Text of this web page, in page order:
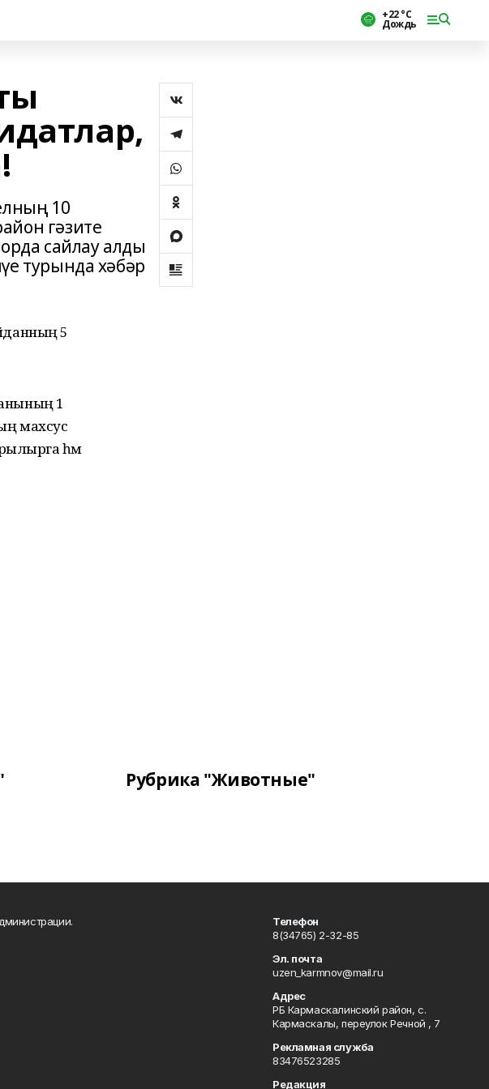
+22 °С
Дождь
10
гәзите
сайлау алды
турында хәбәр
5
1
махсус
һәм
Рубрика "Животные"
Телефон
8(34765) 2-32-85
Эл. почта
uzen_karmnov@mail.ru
Адрес
РБ Кармаскалинский район, с.
Кармаскалы, переулок Речной , 7
Рекламная служба
83476523285
Редакция